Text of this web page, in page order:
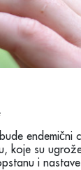
endemični
koje su
i